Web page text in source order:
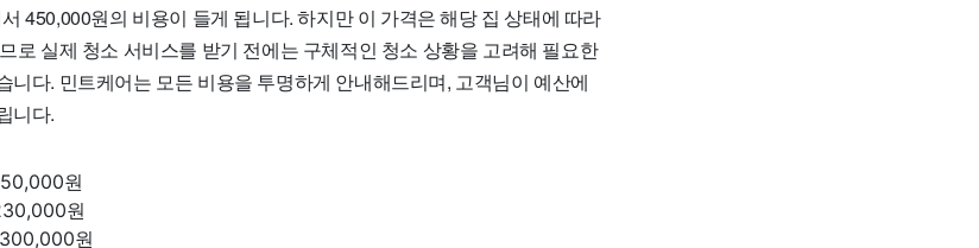
450,000원의 비용이 들게 됩니다. 하지만 이 가격은 해당 집 상태에 따라
로 실제 청소 서비스를 받기 전에는 구체적인 청소 상황을 고려해 필요한
니다. 민트케어는 모든 비용을 투명하게 안내해드리며, 고객님이 예산에
니다.
원
원
원